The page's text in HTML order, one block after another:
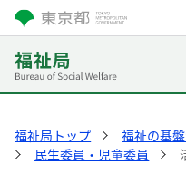
福祉局トップ 福祉の基
民生委員・児童委員